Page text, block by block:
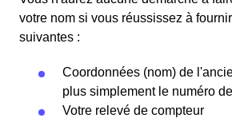
votre nom si vous réussissez à
suivantes :
Coordonnées (nom) de
plus simplement le numéro
Votre relevé de compteur